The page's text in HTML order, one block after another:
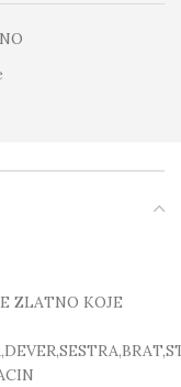
ZLATNO KOJE